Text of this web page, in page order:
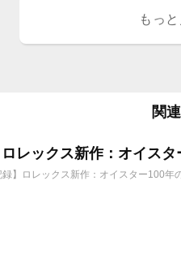
もっ
関
レックス新作：オイス
】ロレックス新作：オイスター100年